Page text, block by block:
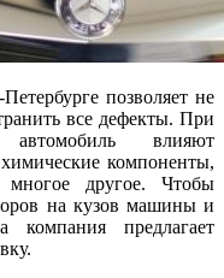
позволяет не
все дефекты. При
влияют
компоненты,
многое другое. Чтобы
на кузов машины и
предлагает